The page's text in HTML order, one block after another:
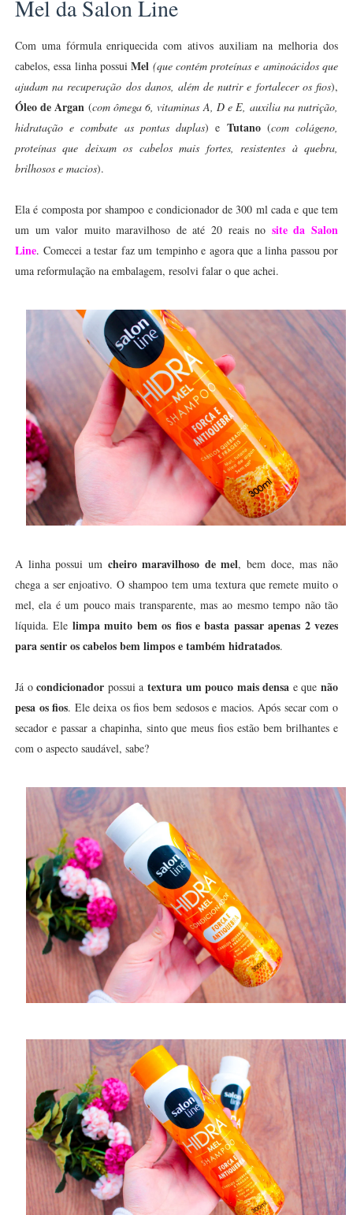
Mel da Salon Line
Com uma fórmula enriquecida com ativos auxiliam na melhoria dos
cabelos, essa linha possuiMel (que contém proteínas e aminoácidos que
ajudam na recuperação dos danos, além de nutrir e fortalecer os fios),
Óleo de Argan (com ômega 6, vitaminas A, D e E, auxilia na nutrição,
hidratação e combate as pontas duplas) e Tutano(com colágeno,
proteínas que deixam os cabelos mais fortes, resistentes à quebra,
brilhosos e macios).
Ela é composta por shampoo e condicionador de 300 ml cada e que tem
um um valor muito maravilhoso de até 20 reais no site da Salon
Line.Comecei a testar faz um tempinho e agora que a linha passou por
uma reformulação na embalagem, resolvi falar o que achei.
A linha possui um cheiro maravilhoso de mel, bem doce, mas não
chega a ser enjoativo. O shampoo tem uma textura que remete muito o
mel, ela é um pouco mais transparente, mas ao mesmo tempo não tão
líquida. Ele limpa muito bem os fios e basta passar apenas 2 vezes
para sentir os cabelos bem limpos e também hidratados.
Já ocondicionador possui a textura um pouco mais densa e quenão
pesa os fios. Ele deixa os fios bem sedosos e macios. Após secar com o
secador e passar a chapinha, sinto que meus fios estão bem brilhantes e
com o aspecto saudável, sabe?